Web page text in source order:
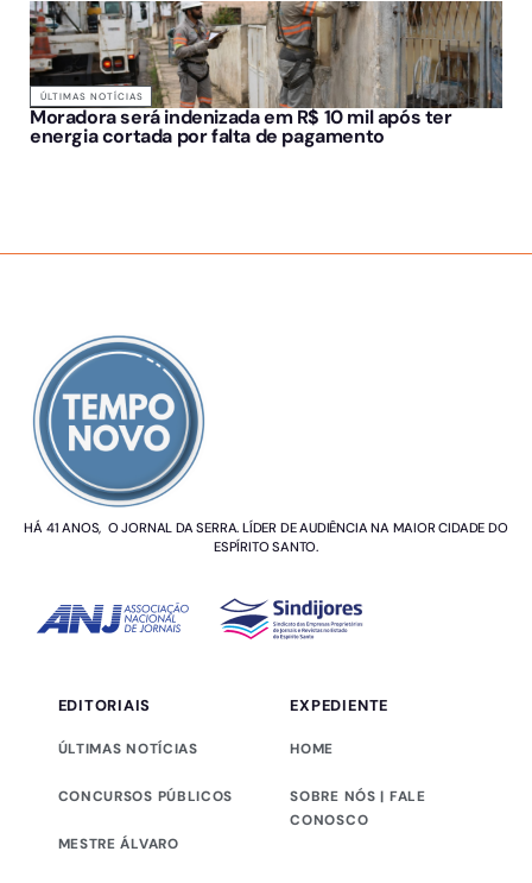
ÚLTIMAS NOTÍCIAS
Moradora será indenizada em R$ 10 mil após ter
energia cortada por falta de pagamento
HÁ 41 ANOS, O JORNAL DA SERRA. LÍDER DE AUDIÊNCIA NA MAIOR CIDADE DO
ESPÍRITO SANTO.
EDITORIAIS
ÚLTIMAS NOTÍCIAS
CONCURSOS PÚBLICOS
MESTRE ÁLVARO
EXPEDIENTE
HOME
SOBRE NÓS | FALE
CONOSCO